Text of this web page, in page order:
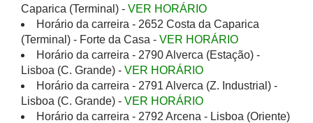
Caparica (Terminal) - VER HORÁRIO
Horário da carreira - 2652 Costa da Caparica
(Terminal) - Forte da Casa - VER HORÁRIO
Horário da carreira - 2790 Alverca (Estação) -
Lisboa (C. Grande) - VER HORÁRIO
Horário da carreira - 2791 Alverca (Z. Industrial) -
Lisboa (C. Grande) - VER HORÁRIO
Horário da carreira - 2792 Arcena - Lisboa (Oriente)